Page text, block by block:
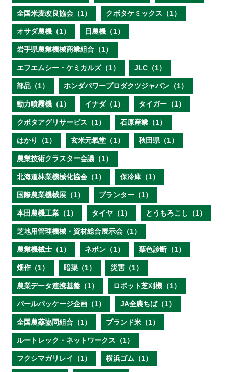
全国米麦改良協会（1） クボタケミックス（1）
オサダ農機（1） 日農機（1）
岩手県農業機械商業組合（1）
エフエムシー・ケミカルズ（1） JLC（1）
部品（1） ホンダパワープロダクツジャパン（1）
動力噴霧機（1） イナダ（1） タイガー（1）
クボタアグリサービス（1） 石原産業（1）
はかり（1） 玄米元氣堂（1） 秋田県（1）
農業技術クラスター会議（1）
北海道林業機械化協会（1） 保冷庫（1）
国際農業機械展（1） プランター（1）
本田農機工業（1） タイヤ（1） とうもろこし（1）
芝地用管理機械・資材総合展示会（1）
農業機械士（1） ネポン（1） 葉色診断（1）
畑作（1） 暗渠（1） 災害（1）
農業データ連携基盤（1） ロボット芝刈機（1）
パールパッケージ企画（1） JA全農ちば（1）
全国農薬協同組合（1） ブランド米（1）
ルートレック・ネットワークス（1）
フクシマガリレイ（1） 横浜ゴム（1）